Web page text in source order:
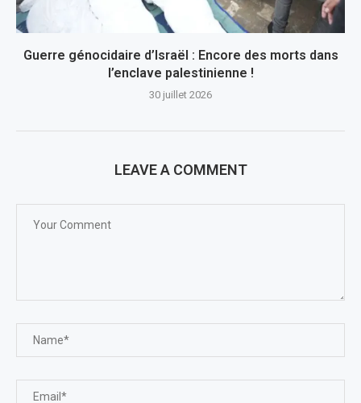
Guerre génocidaire d’Israël : Encore des morts dans
l’enclave palestinienne !
30 juillet 2026
LEAVE A COMMENT